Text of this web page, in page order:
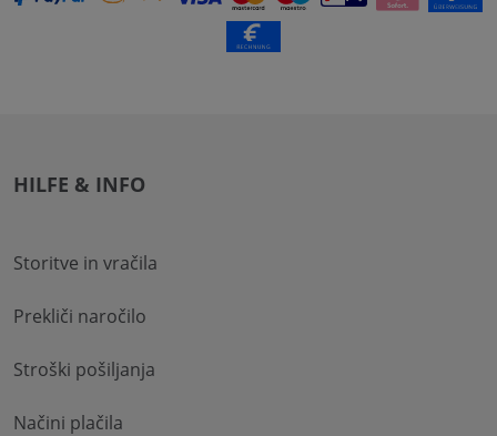
HILFE & INFO
Storitve in vračila
Prekliči naročilo
Stroški pošiljanja
Načini plačila